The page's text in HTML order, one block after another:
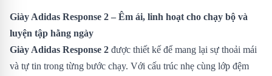
Giày Adidas Response 2 – Êm ái, linh hoạt cho chạy bộ và
luyện tập hằng ngày
Giày Adidas Response 2 được thiết kế để mang lại sự thoải mái
và tự tin trong từng bước chạy. Với cấu trúc nhẹ cùng lớp đệm